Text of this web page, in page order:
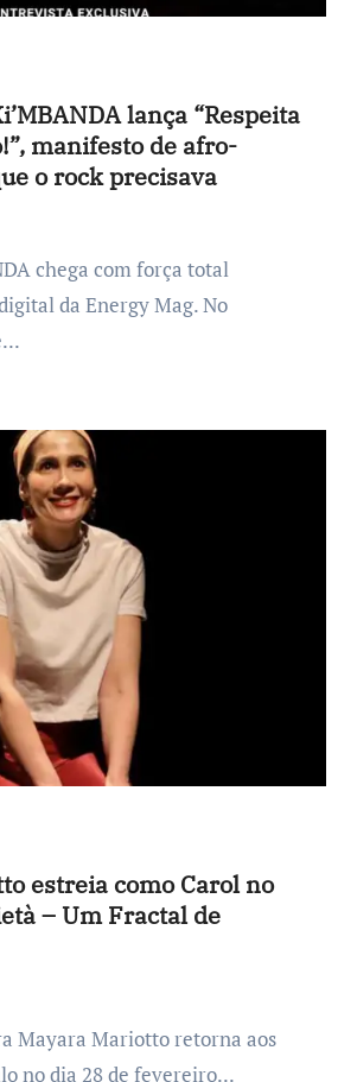
lança “Respeita
manifesto de afro-
o rock precisava
da Energy Mag. No
estreia como Carol no
– Um Fractal de
no dia 28 de fevereiro...